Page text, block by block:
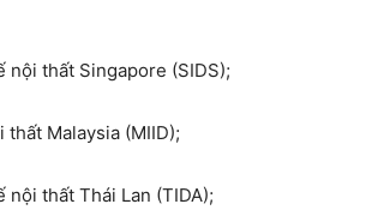
nội thất Singapore (SIDS);
Malaysia (MIID);
nội thất Thái Lan (TIDA);